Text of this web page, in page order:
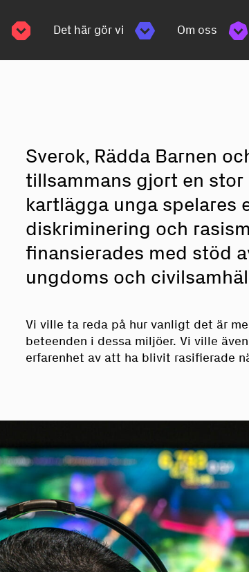
Det här gör vi Om oss
Sverok, Rädda Barnen
tillsammans gjort en
kartlägga unga spelares
diskriminering och
finansierades med stöd
ungdoms och
Vi ville ta reda på hur vanligt det är
beteenden i dessa miljöer. Vi ville
erfarenhet av att ha blivit rasifierade